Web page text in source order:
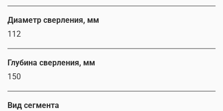
Диаметр сверления, мм
112
Глубина сверления, мм
150
Вид сегмента